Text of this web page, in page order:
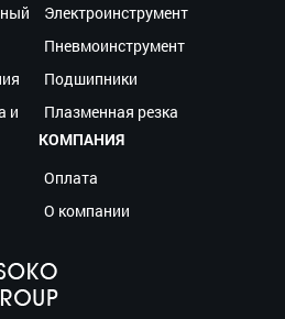
Электроинструмент
Пневмоинструмент
Подшипники
и
Плазменная резка
КОМПАНИЯ
Оплата
О компании